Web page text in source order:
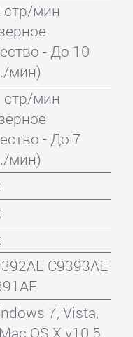
стр/мин
- До 10
мин)
стр/мин
- До 7
мин)
C9393AE
7, Vista,
OS X v10.5,